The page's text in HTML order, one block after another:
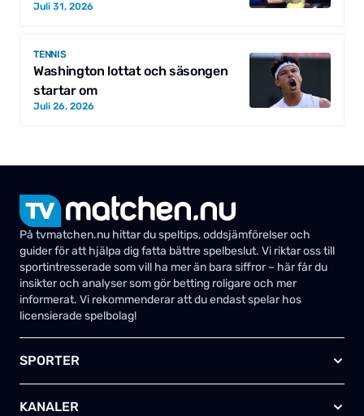
Juli 31, 2026
TENNIS
Washington lottat och säsongen
startar om
Juli 26, 2026
På tvmatchen.nu hittar du speltips, oddsjämförelser och
guider för att hjälpa dig fatta bättre spelbeslut. Vi riktar oss till
sportintresserade som vill ha mer än bara siffror – här får du
insikter och analyser som gör betting roligare och mer
informerat. Vi rekommenderar att du endast spelar hos
licensierade spelbolag!
SPORTER
KANALER